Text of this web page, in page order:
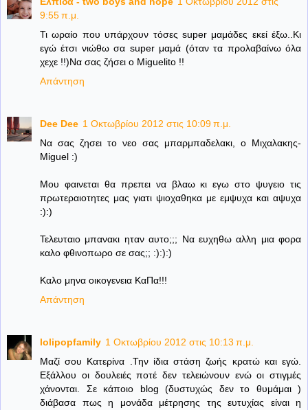
9:55 π.μ.
Τι ωραίο που υπάρχουν τόσες super μαμάδες εκεί έξω..Κι
εγώ έτσι νιώθω σα super μαμά (όταν τα προλαβαίνω όλα
χεχε !!)Να σας ζήσει ο Miguelito !!
Απάντηση
Dee Dee 1 Οκτωβρίου 2012 στις 10:09 π.μ.
Να σας ζησει το νεο σας μπαρμπαδελακι, ο Μιχαλακης-
Miguel :)
Μου φαινεται θα πρεπει να βλαω κι εγω στο ψυγειο τις
πρωτεραιοτητες μας γιατι ψιοχαθηκα με εμψυχα και αψυχα
:):)
Τελευταιο μπανακι ηταν αυτο;;; Να ευχηθω αλλη μια φορα
καλο φθινοπωρο σε σας;; :):):)
Καλο μηνα οικογενεια ΚαΠα!!!
Απάντηση
lolipopfamily 1 Οκτωβρίου 2012 στις 10:13 π.μ.
Μαζί σου Κατερίνα .Την ίδια στάση ζωής κρατώ και εγώ.
Εξάλλου οι δουλειές ποτέ δεν τελειώνουν ενώ οι στιγμές
χάνονται. Σε κάποιο blog (δυστυχώς δεν το θυμάμαι )
διάβασα πως η μονάδα μέτρησης της ευτυχίας είναι η